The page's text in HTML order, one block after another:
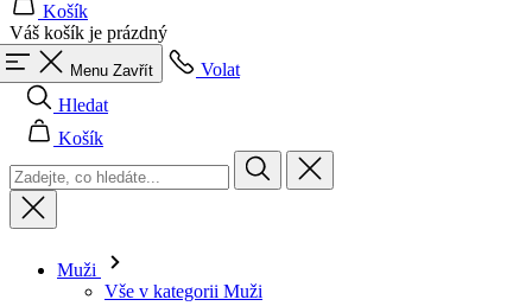
Košík
Váš košík je prázdný
Menu Zavřít
Volat
Hledat
Košík
Muži
Vše v kategorii Muži